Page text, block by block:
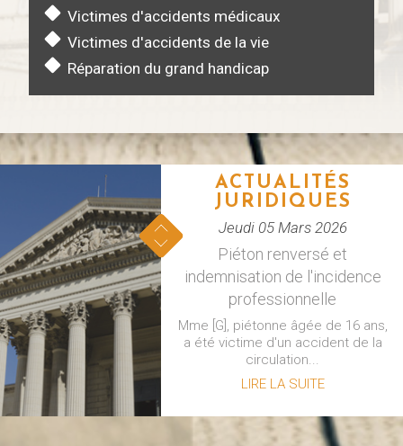
Victimes d'accidents médicaux
Victimes d'accidents de la vie
Réparation du grand handicap
l’occasion d’un accident mortel de
ACTUALITÉS
JURIDIQUES
Jeudi 05 Mars 2026
Piéton renversé et
indemnisation de l'incidence
professionnelle
Mme [G], piétonne âgée de 16 ans,
a été victime d'un accident de la
circulation...
LIRE LA SUITE